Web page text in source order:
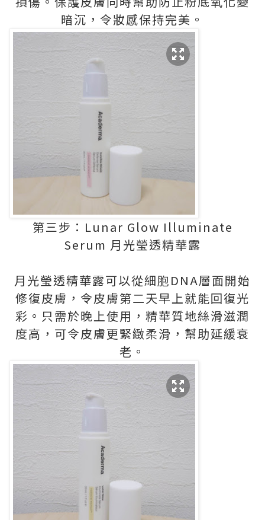
暗沉，令妝感保持完美。
第三步：Lunar Glow Illuminate
Serum 月光瑩透精華露
月光瑩透精華露可以從細胞DNA層面開始
修復皮膚，令皮膚第二天早上就能回復光
彩。只需於晚上使用，精華質地絲滑滋潤
度高，可令皮膚更緊緻柔滑，幫助延緩衰
老。